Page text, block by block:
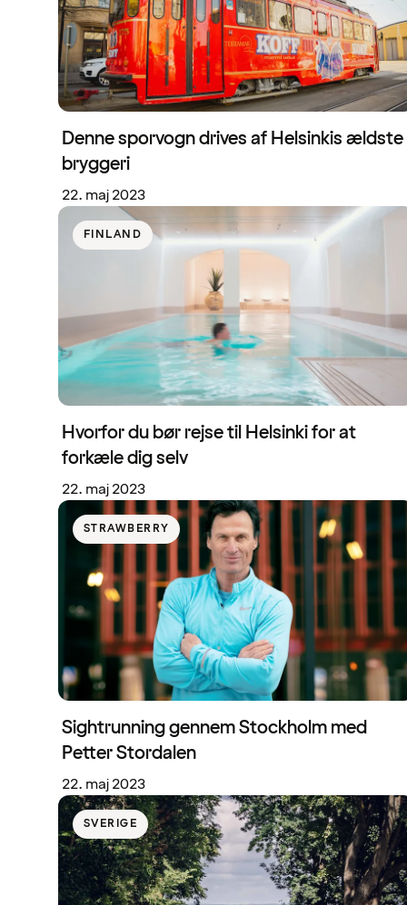
Denne sporvogn drives af Helsinkis ældste
bryggeri
22. maj 2023
FINLAND
Hvorfor du bør rejse til Helsinki for at
forkæle dig selv
22. maj 2023
STRAWBERRY
Sightrunning gennem Stockholm med
Petter Stordalen
22. maj 2023
SVERIGE